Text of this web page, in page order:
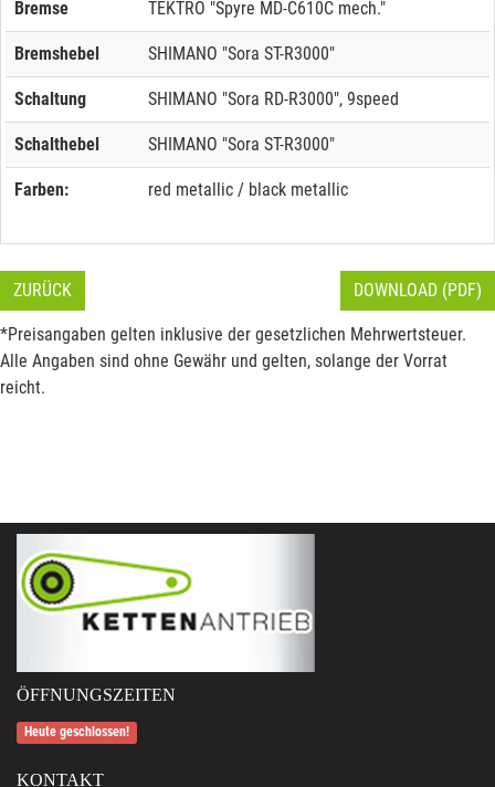
Bremse TEKTRO "Spyre MD-C610C mech."
Bremshebel SHIMANO "Sora ST-R3000"
Schaltung SHIMANO "Sora RD-R3000", 9speed
Schalthebel SHIMANO "Sora ST-R3000"
Farben: red metallic / black metallic
ZURÜCK DOWNLOAD (PDF)
*Preisangaben gelten inklusive der gesetzlichen Mehrwertsteuer.
Alle Angaben sind ohne Gewähr und gelten, solange der Vorrat
reicht.
ÖFFNUNGSZEITEN
Heute geschlossen!
KONTAKT